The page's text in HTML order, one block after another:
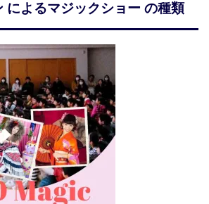
によるマジックショー の種類